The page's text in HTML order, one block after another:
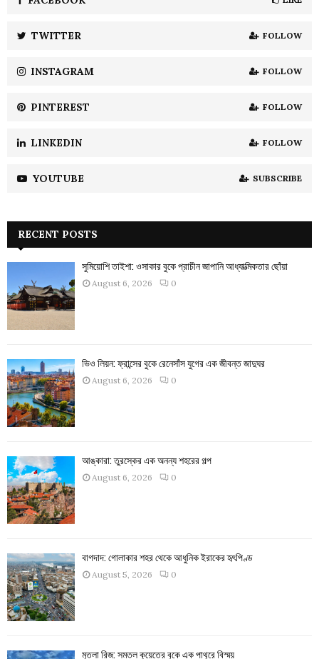
H
TWITTER FOLLOW
INSTAGRAM FOLLOW
PINTEREST FOLLOW
LINKEDIN FOLLOW
YOUTUBE SUBSCRIBE
RECENT POSTS
সুমিয়োশি তাইশা: ওসাকার বুকে প্রাচীন জাপানি আধ্যাত্মিকতার ছোঁয়া
August 6, 2026 0
ভিও লিয়ন: ফ্রান্সের বুকে রেনেসাঁস যুগের এক জীবন্ত জাদুঘর
August 6, 2026 0
আঙ্কারা: তুরস্কের এক অনন্য শহরের গল্প
August 6, 2026 0
বাগদাদ: গোলাকার শহর থেকে আধুনিক ইরাকের হৃৎপিণ্ড
August 5, 2026 0
মুতলা রিজ: সমতল কুয়েতের বুকে এক পাথুরে বিস্ময়